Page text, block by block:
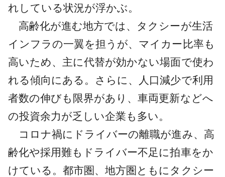
れしている状況が浮かぶ。
高齢化が進む地方では、タクシーが生活
インフラの一翼を担うが、マイカー比率も
高いため、主に代替が効かない場面で使わ
れる傾向にある。さらに、人口減少で利用
者数の伸びも限界があり、車両更新などへ
の投資余力が乏しい企業も多い。
コロナ禍にドライバーの離職が進み、高
齢化や採用難もドライバー不足に拍車をか
けている。都市圏、地方圏ともにタクシー